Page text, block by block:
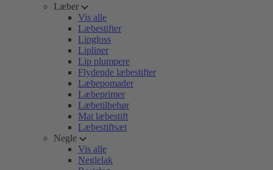
Læber
Vis alle
Læbestifter
Lipgloss
Lipliner
Lip plumpere
Flydende læbestifter
Læbepomader
Læbeprimer
Læbetilbehør
Mat læbestift
Læbestiftsæt
Negle
Vis alle
Neglelak